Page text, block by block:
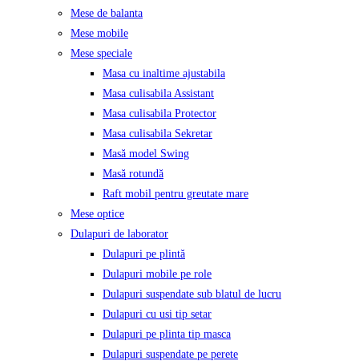
Mese de balanta
Mese mobile
Mese speciale
Masa cu inaltime ajustabila
Masa culisabila Assistant
Masa culisabila Protector
Masa culisabila Sekretar
Masă model Swing
Masă rotundă
Raft mobil pentru greutate mare
Mese optice
Dulapuri de laborator
Dulapuri pe plintă
Dulapuri mobile pe role
Dulapuri suspendate sub blatul de lucru
Dulapuri cu usi tip setar
Dulapuri pe plinta tip masca
Dulapuri suspendate pe perete